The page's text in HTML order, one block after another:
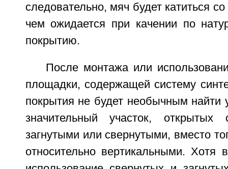
следовательно, мяч будет катиться
чем ожидается при качении по
покрытию.
После монтажа или
площадки, содержащей систему
покрытия не будет необычным найти
значительный участок, открытых
загнутыми или свернутыми, вместо
относительно вертикальными. Хотя